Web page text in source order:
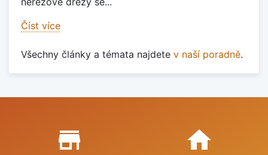
Číst více
Všechny články a témata najdete v naší poradně.
Proč nakupovat u nás?
store_mall_directory home